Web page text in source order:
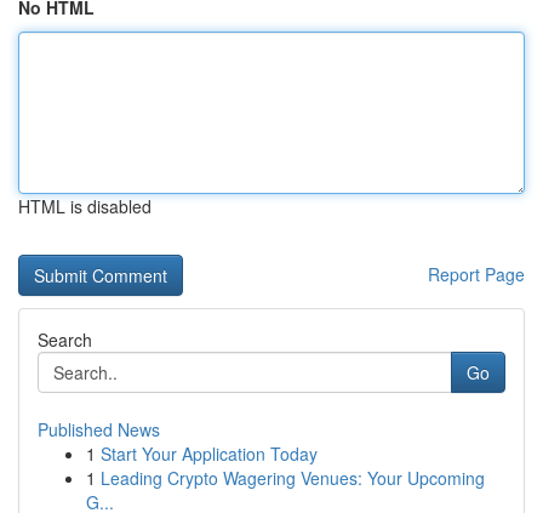
No HTML
HTML is disabled
Report Page
Search
Go
Published News
1 Start Your Application Today
1 Leading Crypto Wagering Venues: Your Upcoming
G...